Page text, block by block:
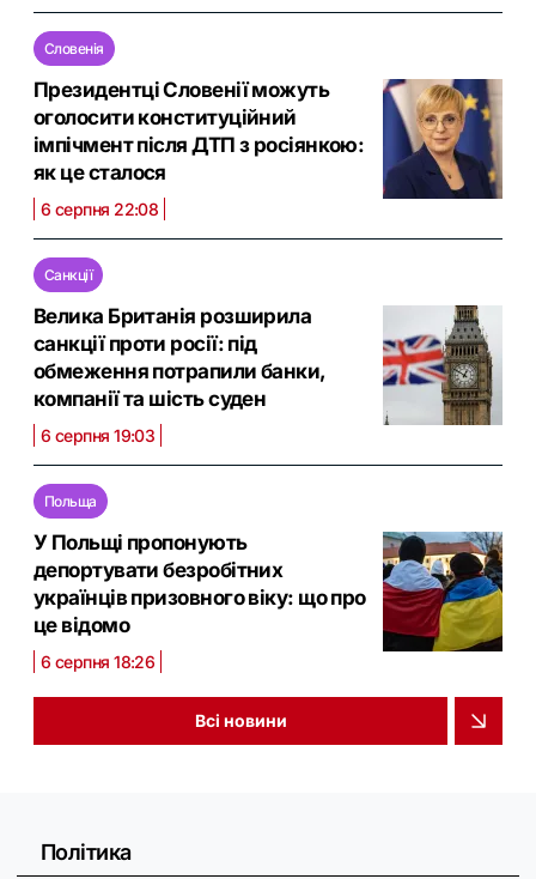
Словенія
Президентці Словенії можуть
оголосити конституційний
імпічмент після ДТП з росіянкою:
як це сталося
6 серпня 22:08
Санкції
Велика Британія розширила
санкції проти росії: під
обмеження потрапили банки,
компанії та шість суден
6 серпня 19:03
Польща
У Польщі пропонують
депортувати безробітних
українців призовного віку: що про
це відомо
6 серпня 18:26
Всі новини
Політика